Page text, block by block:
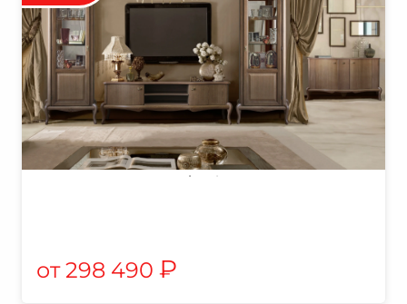
298 490 ₽